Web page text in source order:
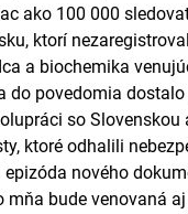
ako 100 000
ktorí
a biochemika
do povedomia
so Slovenskou
ktoré odhalili
nového
mňa bude venovaná